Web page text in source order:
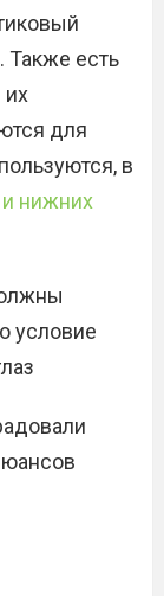
есть
их
для
в
нижних
условие